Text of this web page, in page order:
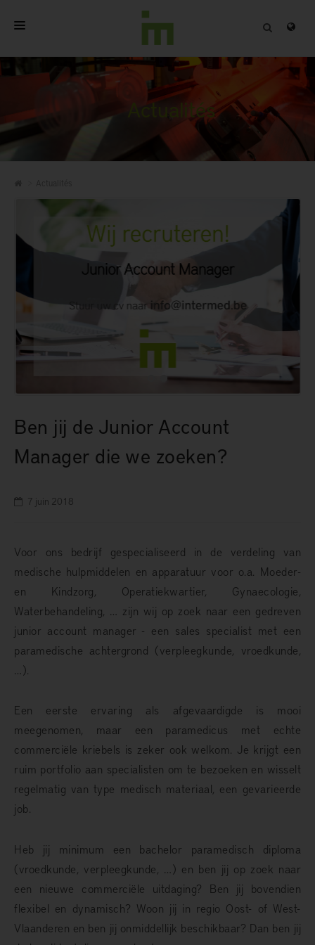
ACCUEIL
PRODUITS PROFESSIONNELS
QUALITÉ
Actualités
Ben jij de Junior Account
Manager die we zoeken?
7 juin 2018
Voor ons bedrijf gespecialiseerd in de verdeling van
medische hulpmiddelen en apparatuur voor o.a. Moeder-
en Kindzorg, Operatiekwartier, Gynaecologie,
Waterbehandeling, … zijn wij op zoek naar een gedreven
junior account manager - een sales specialist met een
paramedische achtergrond (verpleegkunde, vroedkunde,
…).
Een eerste ervaring als afgevaardigde is mooi
meegenomen, maar een paramedicus met echte
commerciële kriebels is zeker ook welkom. Je krijgt een
ruim portfolio aan specialisten om te bezoeken en wisselt
regelmatig van type medisch materiaal, een gevarieerde
job.
Heb jij minimum een bachelor paramedisch diploma
(vroedkunde, verpleegkunde, …) en ben jij op zoek naar
een nieuwe commerciële uitdaging? Ben jij bovendien
flexibel en dynamisch? Woon jij in regio Oost- of West-
Vlaanderen en ben jij onmiddellijk beschikbaar? Dan ben jij